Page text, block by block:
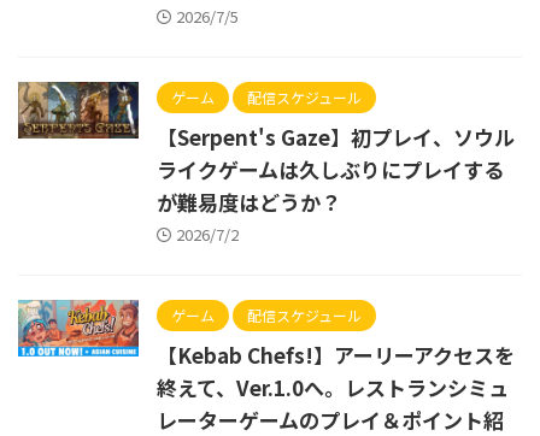
2026/7/5
ゲーム 配信スケジュール
【Serpent's Gaze】初プレイ、ソウル
ライクゲームは久しぶりにプレイする
が難易度はどうか？
2026/7/2
ゲーム 配信スケジュール
【Kebab Chefs!】アーリーアクセスを
終えて、Ver.1.0へ。レストランシミュ
レーターゲームのプレイ＆ポイント紹